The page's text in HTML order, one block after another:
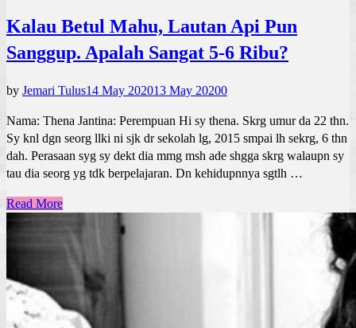
Kalau Betul Mahu, Lautan Api Pun
Sanggup. Apalah Sangat 5-6 Ribu?
by Jemari Tulus14 May 202013 May 20200
Nama: Thena Jantina: Perempuan Hi sy thena. Skrg umur da 22 thn.
Sy knl dgn seorg llki ni sjk dr sekolah lg, 2015 smpai lh sekrg, 6 thn
dah. Perasaan syg sy dekt dia mmg msh ade shgga skrg walaupn sy
tau dia seorg yg tdk berpelajaran. Dn kehidupnnya sgtlh …
Read More